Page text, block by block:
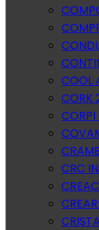
COOL
CORK
CORPI
CRC